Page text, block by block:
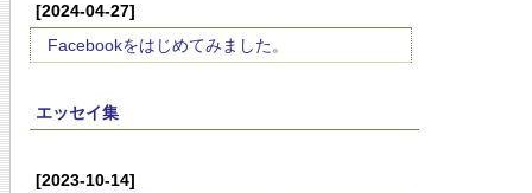
[2024-04-27]
Facebookをはじめてみました。
エッセイ集
[2023-10-14]